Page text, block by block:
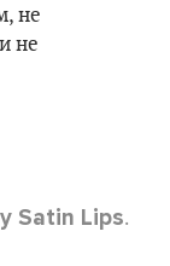
не
не
Satin Lips.